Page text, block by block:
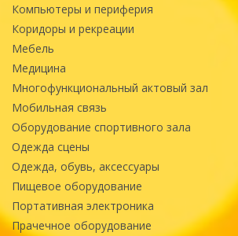
Компьютеры и периферия
Коридоры и рекреации
Мебель
Медицина
Многофункциональный актовый зал
Мобильная связь
Оборудование спортивного зала
Одежда сцены
Одежда, обувь, аксессуары
Пищевое оборудование
Портативная электроника
Прачечное оборудование